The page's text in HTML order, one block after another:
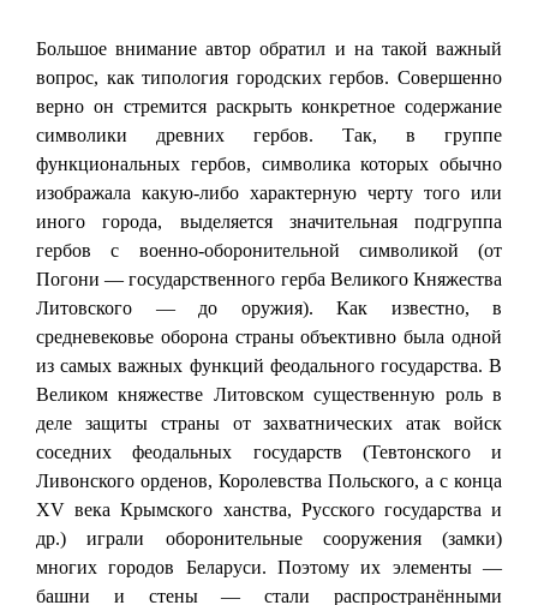
Большое внимание автор обратил и на такой важный
вопрос, как типология городских гербов. Совершенно
верно он стремится раскрыть конкретное содержание
символики древних гербов. Так, в группе
функциональных гербов, символика которых обычно
изображала какую-либо характерную черту того или
иного города, выделяется значительная подгруппа
гербов с военно-оборонительной символикой (от
Погони — государственного герба Великого Княжества
Литовского — до оружия). Как известно, в
средневековье оборона страны объективно была одной
из самых важных функций феодального государства. В
Великом княжестве Литовском существенную роль в
деле защиты страны от захватнических атак войск
соседних феодальных государств (Тевтонского и
Ливонского орденов, Королевства Польского, а с конца
XV века Крымского ханства, Русского государства и
др.) играли оборонительные сооружения (замки)
многих городов Беларуси. Поэтому их элементы —
башни и стены — стали распространёнными